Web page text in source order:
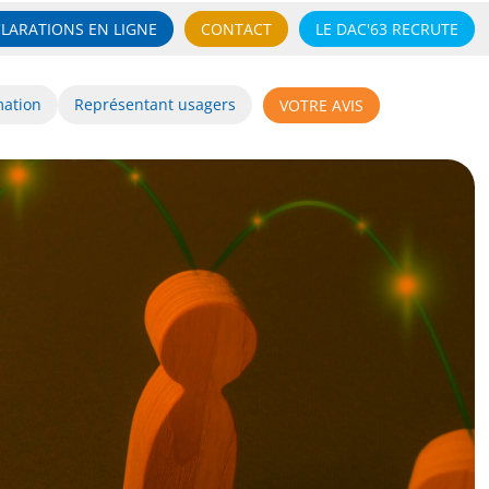
EN LIGNE CONTACT LE DAC'63 RECRUTE
Représentant usagers VOTRE AVIS